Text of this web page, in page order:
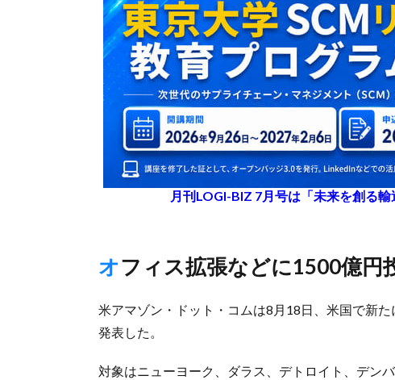
月刊LOGI-BIZ 7月号は「未来を創る
オフィス拡張などに1500億円
米アマゾン・ドット・コムは8月18日、米国で新
発表した。
対象はニューヨーク、ダラス、デトロイト、デン